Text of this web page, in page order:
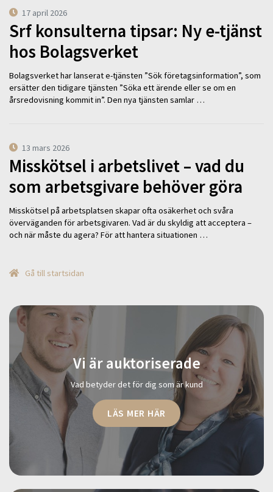
17 april 2026
Srf konsulterna tipsar: Ny e-tjänst
hos Bolagsverket
Bolagsverket har lanserat e-tjänsten ”Sök företagsinformation”, som
ersätter den tidigare tjänsten ”Söka ett ärende eller se om en
årsredovisning kommit in”. Den nya tjänsten samlar …
13 mars 2026
Misskötsel i arbetslivet – vad du
som arbetsgivare behöver göra
Misskötsel på arbetsplatsen skapar ofta osäkerhet och svåra
överväganden för arbetsgivaren. Vad är du skyldig att acceptera –
och när måste du agera? För att hantera situationen …
Gå till startsidan
Vi är auktoriserade
Vad betyder det för dig som är kund
LÄS MER HÄR